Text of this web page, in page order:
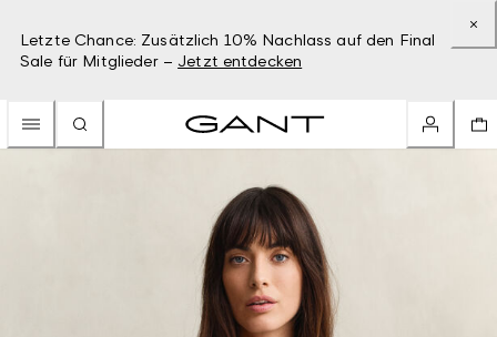
Letzte Chance: Zusätzlich 10% Nachlass auf den Final
Sale für Mitglieder – Jetzt entdecken